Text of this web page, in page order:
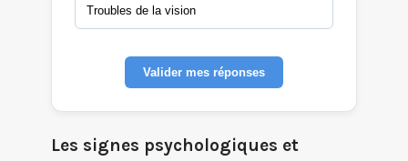
Troubles de la vision
Valider mes réponses
Les signes psychologiques et